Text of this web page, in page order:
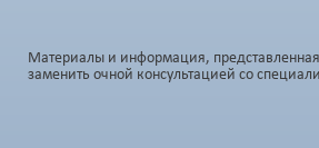
Материалы и информация,
заменить очной консультацией со